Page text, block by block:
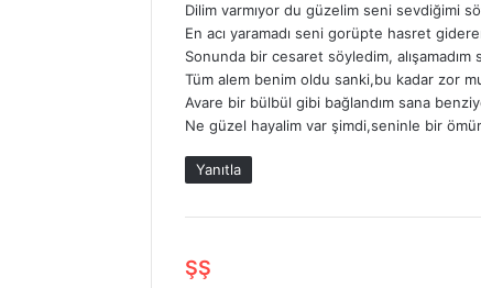
i
k
i
Dilim varmıyor du güzelim seni sevdiğimi
En acı yaramadı seni gorüpte hasret
Sonunda bir cesaret söyledim, alışamadım
Tüm alem benim oldu sanki,bu kadar zor
Avare bir bülbül gibi bağlandım sana
Ne güzel hayalim var şimdi,seninle bir
Yanıtla
ŞŞ